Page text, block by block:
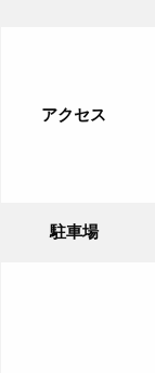
アクセス
駐車場